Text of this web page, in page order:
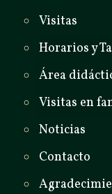
Visitas
Horarios y
Área
Visitas en
Noticias
Contacto